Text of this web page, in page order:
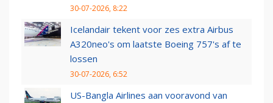
30-07-2026, 8:22
Icelandair tekent voor zes extra Airbus
A320neo's om laatste Boeing 757's af te
lossen
30-07-2026, 6:52
US-Bangla Airlines aan vooravond van